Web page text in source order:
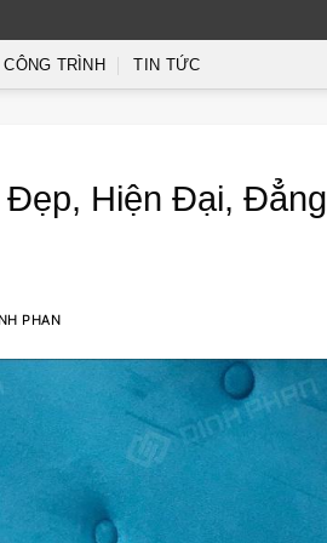
CÔNG TRÌNH TIN TỨC
Đẹp, Hiện Đại, Đẳng
PHAN